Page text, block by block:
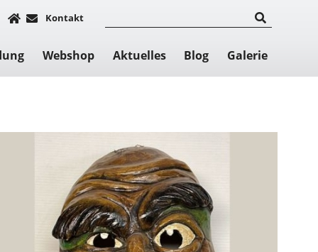
Kontakt
Webshop Aktuelles Blog Galerie